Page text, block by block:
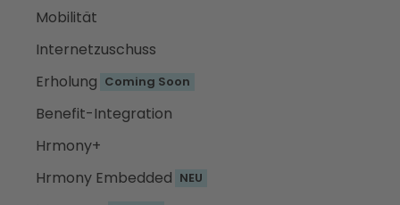
Mobilität
Internetzuschuss
Erholung Coming Soon
Benefit-Integration
Hrmony+
Hrmony Embedded NEU